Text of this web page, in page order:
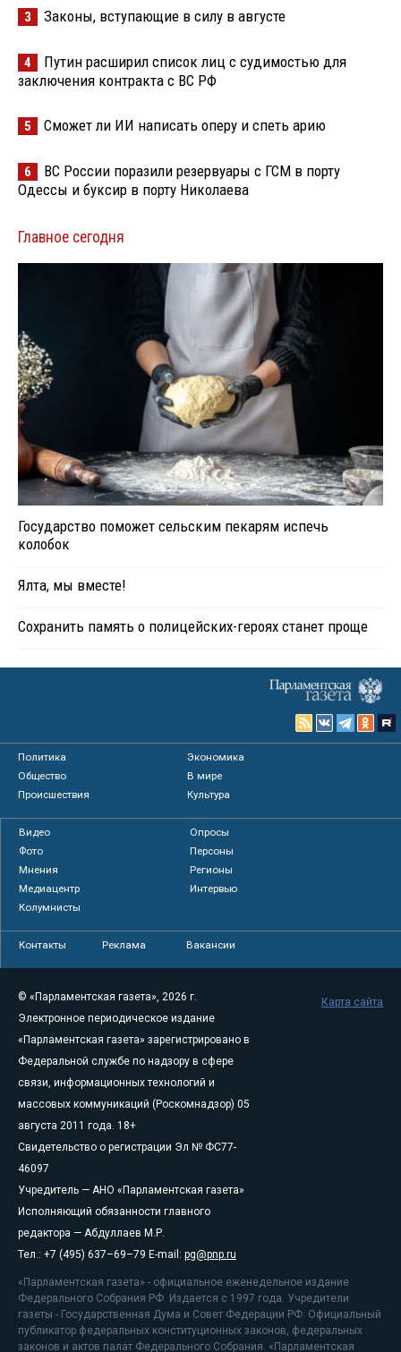
3 Законы, вступающие в силу в августе
4
Путин расширил список лиц с судимостью для
заключения контракта с ВС РФ
5 Сможет ли ИИ написать оперу и спеть арию
6
ВС России поразили резервуары с ГСМ в порту
Одессы и буксир в порту Николаева
Главное сегодня
Государство поможет сельским пекарям испечь
колобок
Ялта, мы вместе!
Сохранить память о полицейских-героях станет проще
Политика
Экономика
Общество
В мире
Происшествия
Культура
Видео
Опросы
Фото
Персоны
Мнения
Регионы
Медиацентр
Интервью
Колумнисты
Контакты Реклама Вакансии
© «Парламентская газета», 2026 г.
Электронное периодическое издание
«Парламентская газета» зарегистрировано в
Федеральной службе по надзору в сфере
связи, информационных технологий и
массовых коммуникаций (Роскомнадзор) 05
августа 2011 года. 18+
Свидетельство о регистрации Эл № ФС77-
46097
Учредитель — АНО «Парламентская газета»
Исполняющий обязанности главного
редактора — Абдуллаев М.Р.
Тел.: +7 (495) 637–69–79 E-mail: pg@pnp.ru
«Парламентская газета» - официальное еженедельное издание
Федерального Собрания РФ. Издается с 1997 года. Учредители
газеты - Государственная Дума и Совет Федерации РФ. Официальный
публикатор федеральных конституционных законов, федеральных
законов и актов палат Федерального Собрания. «Парламентская
Карта сайта